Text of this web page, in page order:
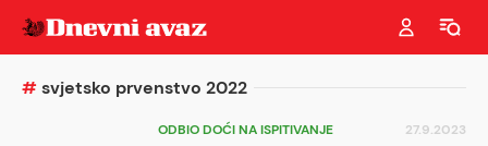
#svjetsko prvenstvo 2022
ODBIO DOĆI NA ISPITIVANJE 27.9.2023